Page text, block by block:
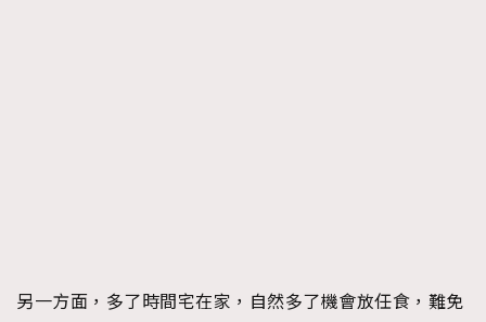
另一方面，多了時間宅在家，自然多了機會放任食，難免